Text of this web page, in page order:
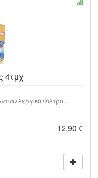
4τμχ
Φίλτρο ...
12,90 €